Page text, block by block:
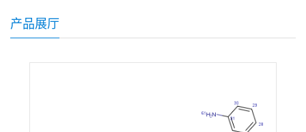
产品展厅